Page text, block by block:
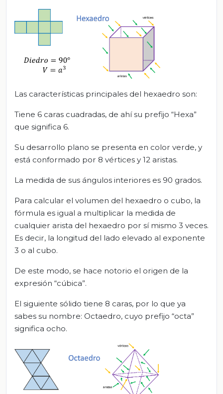
Las características principales del hexaedro son:
Tiene 6 caras cuadradas, de ahí su prefijo “Hexa”
que significa 6.
Su desarrollo plano se presenta en color verde, y
está conformado por 8 vértices y 12 aristas.
La medida de sus ángulos interiores es 90 grados.
Para calcular el volumen del hexaedro o cubo, la
fórmula es igual a multiplicar la medida de
cualquier arista del hexaedro por sí mismo 3 veces.
Es decir, la longitud del lado elevado al exponente
3 o al cubo.
De este modo, se hace notorio el origen de la
expresión “cúbica”.
El siguiente sólido tiene 8 caras, por lo que ya
sabes su nombre: Octaedro, cuyo prefijo “octa”
significa ocho.